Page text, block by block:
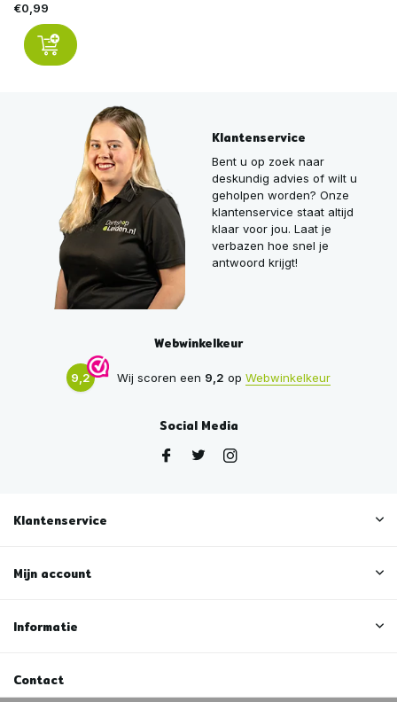
€0,99
Klantenservice
Bent u op zoek naar
deskundig advies of wilt u
geholpen worden? Onze
klantenservice staat altijd
klaar voor jou. Laat je
verbazen hoe snel je
antwoord krijgt!
Webwinkelkeur
9,2 Wij scoren een 9,2 op Webwinkelkeur
Social Media
Klantenservice
Mijn account
Informatie
Contact